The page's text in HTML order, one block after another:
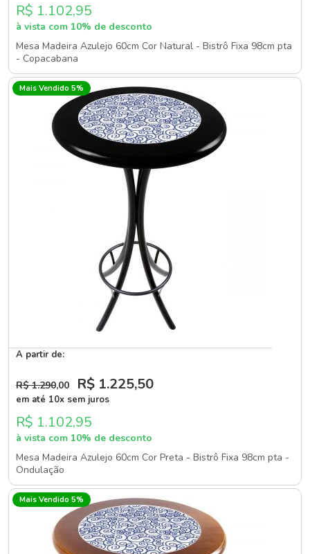
R$ 1.102,95
à vista com 10% de desconto
Mesa Madeira Azulejo 60cm Cor Natural - Bistrô Fixa 98cm pta
- Copacabana
Mais Vendido 5%
A partir de:
R$ 1.290,00 R$ 1.225,50
em até 10x sem juros
R$ 1.102,95
à vista com 10% de desconto
Mesa Madeira Azulejo 60cm Cor Preta - Bistrô Fixa 98cm pta -
Ondulação
Mais Vendido 5%